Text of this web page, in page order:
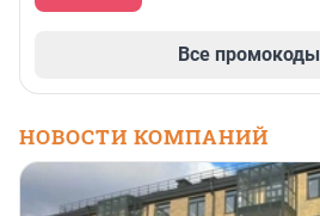
Все промокоды
НОВОСТИ КОМПАНИЙ